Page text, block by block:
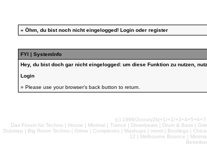
» Öhm, du bist noch nicht eingelogged! Login oder register
FYI | SystemInfo
Hey, du bist doch gar nicht eingelogged: um diese Funktion zu nutzen,
Login
» Please use your browser's back button to return.
(c) 1999/2ooo/y2k(+1/+2/
Das Forum für Techno | House | Minimal | Trance | Downbeats | Drum & Bass |
Dubstep | Big Room Techno | Grime | Complextro | Mashups | mnml | Bootlegs |
12 | Melbourne Bounce |